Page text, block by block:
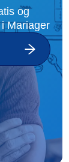
og
Mariager